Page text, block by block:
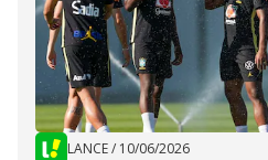
LANCE/ 10/06/2026